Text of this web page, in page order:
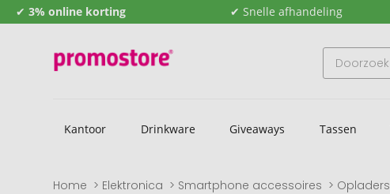
✔ 3% online korting ✔ Snelle afhandeling
Kantoor Drinkware Giveaways Tassen
Home Elektronica Smartphone accessoires Opladers